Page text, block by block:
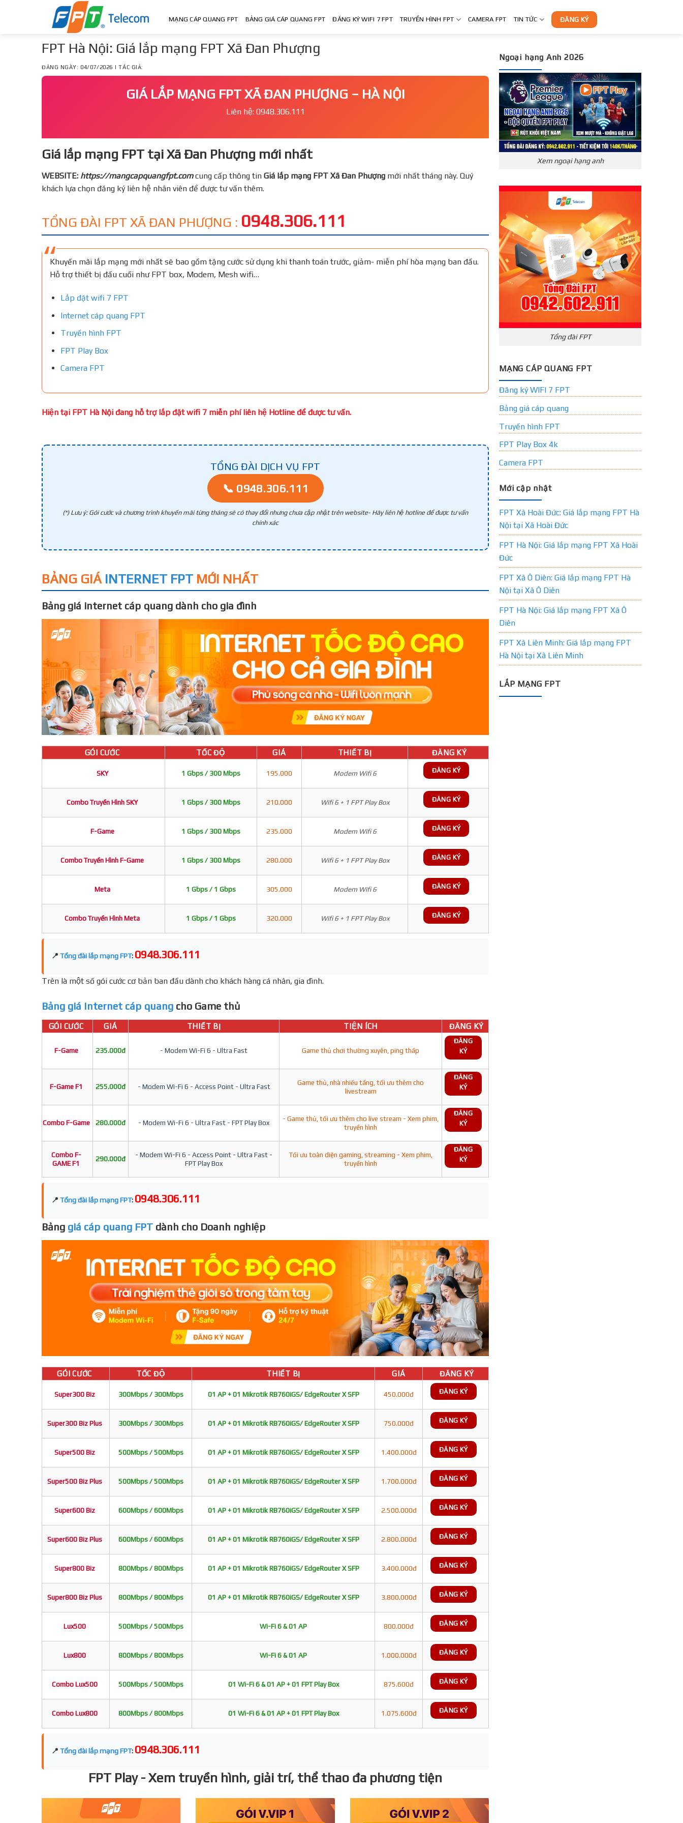
MẠNG CÁP QUANG FPT BẢNG GIÁ CÁP QUANG FPT ĐĂNG KÝ WIFI 7 FPT TRUYỀN HÌNH FPT CAMERA FPT TIN TỨC ĐĂNG KÝ
FPT Hà Nội: Giá lắp mạng FPT Xã Đan Phượng
ĐĂNG NGÀY: 04/07/2026 | TÁC GIẢ:
GIÁ LẮP MẠNG FPT XÃ ĐAN PHƯỢNG – HÀ NỘI
Liên hệ: 0948.306.111
Giá lắp mạng FPT tại Xã Đan Phượng mới nhất
WEBSITE: https://mangcapquangfpt.comcung cấp thông tin Giá lắp mạng FPT Xã Đan Phượng mới nhất tháng này. Quý
khách lựa chọn đăng ký liên hệ nhân viên để được tư vấn thêm.
TỔNG ĐÀI FPT XÃ ĐAN PHƯỢNG : 0948.306.111
Khuyến mãi lắp mạng mới nhất sẽ bao gồm tặng cước sử dụng khi thanh toán trước, giảm- miễn phí hòa mạng ban đầu.
Hỗ trợ thiết bị đầu cuối như FPT box, Modem, Mesh wifi…
Lắp đặt wifi 7 FPT
Internet cáp quang FPT
Truyền hình FPT
FPT Play Box
Camera FPT
Hiện tại FPT Hà Nội đang hỗ trợ lắp đặt wifi 7 miễn phí liên hệ Hotline để được tư vấn.
TỔNG ĐÀI DỊCH VỤ FPT
📞 0948.306.111
(*) Lưu ý: Gói cước và chương trình khuyến mãi từng tháng sẽ có thay đổi nhưng chưa cập nhật trên website- Hãy liên hệ hotline để được tư vấn
chính xác
BẢNG GIÁ INTERNET FPT MỚI NHẤT
Bảng giá internet cáp quang dành cho gia đình
GÓI CƯỚC TỐC ĐỘ GIÁ THIẾT BỊ ĐĂNG KÝ
SKY 1 Gbps / 300 Mbps 195.000 Modem Wifi 6 ĐĂNG KÝ
Combo Truyền Hình SKY 1 Gbps / 300 Mbps 210.000 Wifi 6 + 1 FPT Play Box ĐĂNG KÝ
F-Game 1 Gbps / 300 Mbps 235.000 Modem Wifi 6 ĐĂNG KÝ
Combo Truyền Hình F-Game 1 Gbps / 300 Mbps 280.000 Wifi 6 + 1 FPT Play Box ĐĂNG KÝ
Meta 1 Gbps / 1 Gbps 305.000 Modem Wifi 6 ĐĂNG KÝ
Combo Truyền Hình Meta 1 Gbps / 1 Gbps 320.000 Wifi 6 + 1 FPT Play Box ĐĂNG KÝ
📍 Tổng đài lắp mạng FPT: 0948.306.111
Trên là một số gói cước cơ bản ban đầu dành cho khách hàng cá nhân, gia đình.
Bảng giá Internet cáp quang cho Game thủ
GÓI CƯỚC GIÁ THIẾT BỊ TIỆN ÍCH ĐĂNG KÝ
F-Game 235.000đ - Modem Wi-Fi 6 - Ultra Fast Game thủ chơi thường xuyên, ping thấp
ĐĂNG
KÝ
F-Game F1 255.000đ - Modem Wi-Fi 6 - Access Point - Ultra Fast
Game thủ, nhà nhiều tầng, tối ưu thêm cho
livestream
ĐĂNG
KÝ
Combo F-Game 280.000đ - Modem Wi-Fi 6 - Ultra Fast - FPT Play Box
- Game thủ, tối ưu thêm cho live stream - Xem phim,
truyền hình
ĐĂNG
KÝ
Combo F-
GAME F1
290.000đ
- Modem Wi-Fi 6 - Access Point - Ultra Fast -
FPT Play Box
Tối ưu toàn diện gaming, streaming - Xem phim,
truyền hình
ĐĂNG
KÝ
📍 Tổng đài lắp mạng FPT: 0948.306.111
Bảng giá cáp quang FPT dành cho Doanh nghiệp
GÓI CƯỚC TỐC ĐỘ THIẾT BỊ GIÁ ĐĂNG KÝ
Super300 Biz 300Mbps / 300Mbps 01 AP + 01 Mikrotik RB760iGS/ EdgeRouter X SFP 450.000đ ĐĂNG KÝ
Super300 Biz Plus 300Mbps / 300Mbps 01 AP + 01 Mikrotik RB760iGS/ EdgeRouter X SFP 750.000đ ĐĂNG KÝ
Super500 Biz 500Mbps / 500Mbps 01 AP + 01 Mikrotik RB760iGS/ EdgeRouter X SFP 1.400.000đ ĐĂNG KÝ
Super500 Biz Plus 500Mbps / 500Mbps 01 AP + 01 Mikrotik RB760iGS/ EdgeRouter X SFP 1.700.000đ ĐĂNG KÝ
Super600 Biz 600Mbps / 600Mbps 01 AP + 01 Mikrotik RB760iGS/ EdgeRouter X SFP 2.500.000đ ĐĂNG KÝ
Super600 Biz Plus 600Mbps / 600Mbps 01 AP + 01 Mikrotik RB760iGS/ EdgeRouter X SFP 2.800.000đ ĐĂNG KÝ
Super800 Biz 800Mbps / 800Mbps 01 AP + 01 Mikrotik RB760iGS/ EdgeRouter X SFP 3.400.000đ ĐĂNG KÝ
Super800 Biz Plus 800Mbps / 800Mbps 01 AP + 01 Mikrotik RB760iGS/ EdgeRouter X SFP 3.800.000đ ĐĂNG KÝ
Lux500 500Mbps / 500Mbps Wi-Fi 6 & 01 AP 800.000đ ĐĂNG KÝ
Lux800 800Mbps / 800Mbps Wi-Fi 6 & 01 AP 1.000.000đ ĐĂNG KÝ
Combo Lux500 500Mbps / 500Mbps 01 Wi-Fi 6 & 01 AP + 01 FPT Play Box 875.600đ ĐĂNG KÝ
Combo Lux800 800Mbps / 800Mbps 01 Wi-Fi 6 & 01 AP + 01 FPT Play Box 1.075.600đ ĐĂNG KÝ
📍 Tổng đài lắp mạng FPT: 0948.306.111
FPT Play - Xem truyền hình, giải trí, thể thao đa phương tiện
Ngoại hạng Anh 2026
Xem ngoại hạng anh
Tổng đài FPT
MẠNG CÁP QUANG FPT
Đăng ký WIFI 7 FPT
Bảng giá cáp quang
Truyền hình FPT
FPT Play Box 4k
Camera FPT
Mới cập nhật
FPT Xã Hoài Đức: Giá lắp mạng FPT Hà
Nội tại Xã Hoài Đức
FPT Hà Nội: Giá lắp mạng FPT Xã Hoài
Đức
FPT Xã Ô Diên: Giá lắp mạng FPT Hà
Nội tại Xã Ô Diên
FPT Hà Nội: Giá lắp mạng FPT Xã Ô
Diên
FPT Xã Liên Minh: Giá lắp mạng FPT
Hà Nội tại Xã Liên Minh
LẮP MẠNG FPT